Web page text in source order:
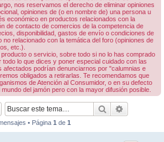
nos reservamos el derecho de eliminar opiniones
opiniones de (o en nombre de) una persona u
económico en productos relacionados con la
de contacto de comercios de la competencia de
disponibilidad, gastos de envío o condiciones de
relacionado con la temática del foro (opiniones de
etc.).
o servicio, sobre todo si no lo has comprado
lo que dices y poner especial cuidado con las
afectados podrían denunciarnos por "calumnias e
obligados a retirarlas. Te recomendamos que
de Atención al Consumidor, o en su defecto
del jamón pero con la mayor difusión posible.
Buscar
• Página 1 de 1